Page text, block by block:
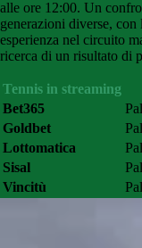
alle ore 12:00. Un
generazioni diverse,
esperienza nel circuito
ricerca di un risultato di
Tennis in streaming
Bet365
Goldbet
Lottomatica
Sisal
Vincitù